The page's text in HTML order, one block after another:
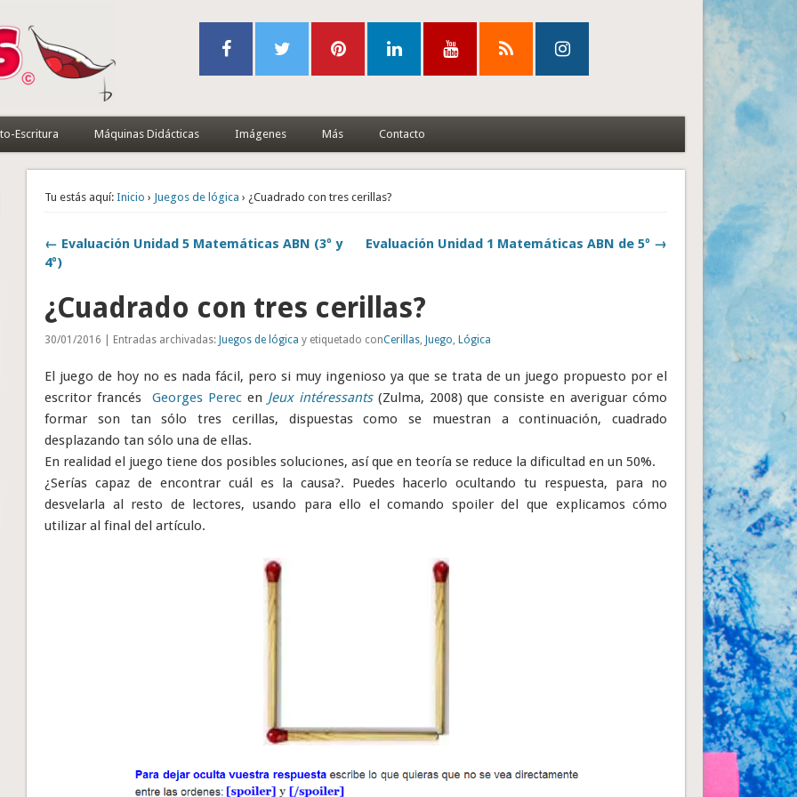
Escritura Máquinas Didácticas Imágenes Más Contacto
Tu estás aquí: Inicio › Juegos de lógica › ¿Cuadrado con tres cerillas?
← Evaluación Unidad 5 Matemáticas ABN (3º y
4º)
Evaluación Unidad 1 Matemáticas ABN de 5º →
¿Cuadrado con tres cerillas?
30/01/2016 | Entradas archivadas:Juegos de lógica y etiquetado conCerillas,Juego,Lógica
El juego de hoy no es nada fácil, pero si muy ingenioso ya que se trata de un juego propuesto por el
escritor francés Georges Perecen Jeux intéressants(Zulma, 2008) que consiste en averiguar cómo
formar son tan sólo tres cerillas, dispuestas como se muestran a continuación, cuadrado
desplazando tan sólo una de ellas.
En realidad el juego tiene dos posibles soluciones, así que en teoría se reduce la dificultad en un 50%.
¿Serías capaz de encontrar cuál es la causa?. Puedes hacerlo ocultando tu respuesta, para no
desvelarla al resto de lectores, usando para ello el comando spoiler del que explicamos cómo
utilizar al final del artículo.